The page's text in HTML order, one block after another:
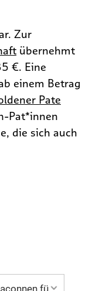
Zur
übernehmt
€. Eine
einem Betrag
Pate
Pat*innen
die sich auch